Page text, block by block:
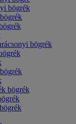
bögrék
bögrék
bögrék